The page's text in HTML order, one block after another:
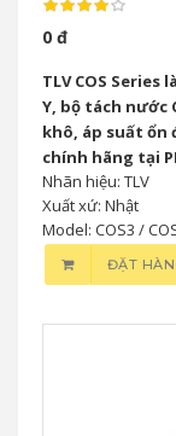
0 đ
TLV COS
Y, bộ tách nước
khô, áp suất
chính hãng tại
Nhãn hiệu: TLV
Xuất xứ: Nhật
Model: COS3 /
ĐẶT